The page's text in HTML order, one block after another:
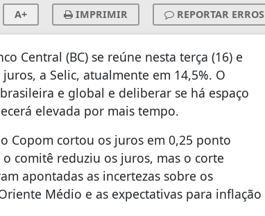
A+ IMPRIMIR REPORTAR ERROS
Central (BC) se reúne nesta terça (16) e
a Selic, atualmente em 14,5%. O
e global e deliberar se há espaço
elevada por mais tempo.
Copom cortou os juros em 0,25 ponto
comitê reduziu os juros, mas o corte
apontadas as incertezas sobre os
Médio e as expectativas para inflação